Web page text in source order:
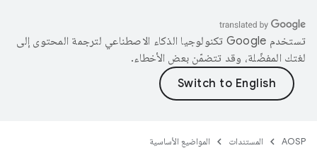
تستخدم Google تكنولوجيا الذكاء الاصطناعي لترجمة المحتوى إلى
لغتك المفضّلة، وقد تتضمّن بعض الأخطاء.
AOSP المستندات المواضيع الأساسية